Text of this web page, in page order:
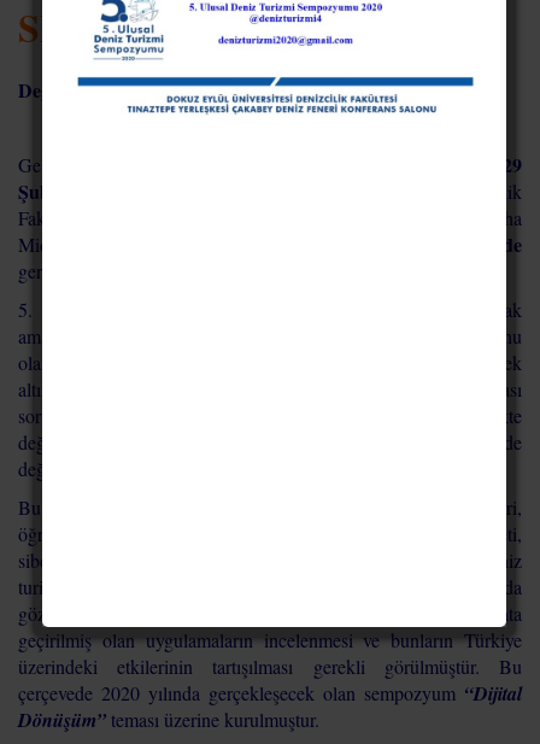
SEMPOZYUMA DAVET
Değerli Bilim İnsanları ve Sektör Temsilcileri,
Geleneksel Deniz Turizmi Sempozyumu’nun beşincisi,
28-29
Şubat 2020
tarihleri arasında Dokuz Eylül Üniversitesi Denizcilik
Fakültesi, İşletme Fakültesi Turizm İşletmeciliği
Bölümü ve Reha
Midilli Foça Turizm Fakültesi ev sahipliğinde
İzmir’de
gerçekleşecektir.
5. Ulusal Deniz Turizmi Sempozyumu’nun geleneksel olarak
amacı; her geçen gün önemi artan ve çeşitli araştırmalara konu
olan deniz turizminin, geçmişini, bugününü ve geleceğini mercek
altına almak, artıları ve eksileri ile tartışarak mevcut ya da olası
sorunların çözümüne dair alternatif önerileri hep birlikte
değerlendirebilmek ve mevcut fırsatları en iyi şekilde
değerlendirmenin yollarını yine hep birlikte aramaktır.
Bu doğrultuda, son yıllarda önemi artmış olan, büyük veri,
öğrenen robotlar ve otomasyon sistemleri, nesnelerin interneti,
siber güvenlik, artırılmış gerçeklik gibi sistemlerin deniz
turizminde makro (küresel) ve mikro (ulusal) anlamda
gözlemlenen gelişmeleri ve dijital dönüşüm çerçevesinde hayata
geçirilmiş olan uygulamaların incelenmesi ve bunların Türkiye
üzerindeki etkilerinin tartışılması gerekli görülmüştür. Bu
çerçevede 2020 yılında gerçekleşecek olan sempozyum “Dijital
Dönüşüm” teması üzerine kurulmuştur.